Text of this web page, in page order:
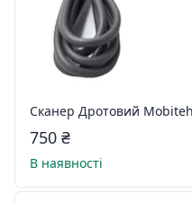
Сканер Дротовий
750 ₴
В наявності